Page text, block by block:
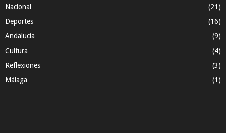
Nacional
(21)
Deportes
(16)
Andalucía
(9)
Cultura
(4)
Reflexiones
(3)
Málaga
(1)